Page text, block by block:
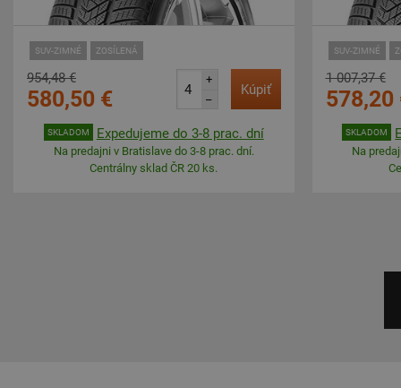
SUV-ZIMNÉ ZOSÍLENÁ
954,48 €
580,50 €
+
–
Kúpiť
SKLADOM Expedujeme do 3-8 prac. dní
Na predajni v Bratislave do 3-8 prac. dní.
Centrálny sklad ČR 20 ks.
SUV-ZIMNÉ
1 007,37 €
578,20
SKLADOM
Na